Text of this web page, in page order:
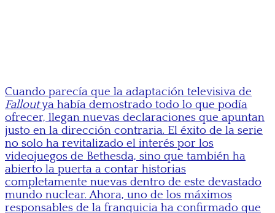
Cuando parecía que la adaptación televisiva de
Falloutya había demostrado todo lo que podía
ofrecer, llegan nuevas declaraciones que apuntan
justo en la dirección contraria. El éxito de la serie
no solo ha revitalizado el interés por los
videojuegos de Bethesda, sino que también ha
abierto la puerta a contar historias
completamente nuevas dentro de este devastado
mundo nuclear. Ahora, uno de los máximos
responsables de la franquicia ha confirmado que